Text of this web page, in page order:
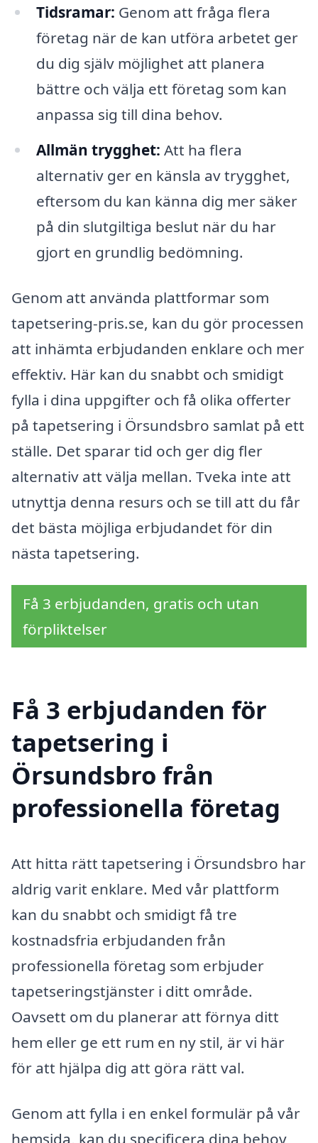
Tidsramar: Genom att fråga flera
företag när de kan utföra arbetet ger
du dig själv möjlighet att planera
bättre och välja ett företag som kan
anpassa sig till dina behov.
Allmän trygghet: Att ha flera
alternativ ger en känsla av trygghet,
eftersom du kan känna dig mer säker
på din slutgiltiga beslut när du har
gjort en grundlig bedömning.
Genom att använda plattformar som
tapetsering-pris.se, kan du gör processen
att inhämta erbjudanden enklare och mer
effektiv. Här kan du snabbt och smidigt
fylla i dina uppgifter och få olika offerter
på tapetsering i Örsundsbro samlat på ett
ställe. Det sparar tid och ger dig fler
alternativ att välja mellan. Tveka inte att
utnyttja denna resurs och se till att du får
det bästa möjliga erbjudandet för din
nästa tapetsering.
Få 3 erbjudanden, gratis och utan
förpliktelser
Få 3 erbjudanden för
tapetsering i
Örsundsbro från
professionella företag
Att hitta rätt tapetsering i Örsundsbro har
aldrig varit enklare. Med vår plattform
kan du snabbt och smidigt få tre
kostnadsfria erbjudanden från
professionella företag som erbjuder
tapetseringstjänster i ditt område.
Oavsett om du planerar att förnya ditt
hem eller ge ett rum en ny stil, är vi här
för att hjälpa dig att göra rätt val.
Genom att fylla i en enkel formulär på vår
hemsida, kan du specificera dina behov